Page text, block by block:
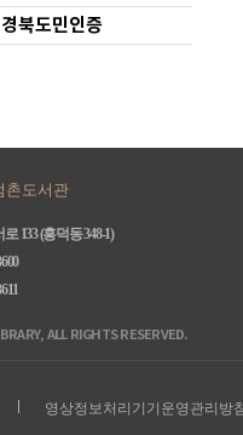
경북도민인증
촌도서관
133 (흥덕동 348-1)
ALL RIGHTS RESERVED.
영상정보처리기기운영관리방